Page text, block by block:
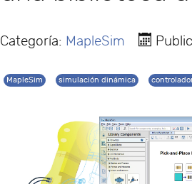
Categoría: MapleSim
MapleSim simulación dinámica